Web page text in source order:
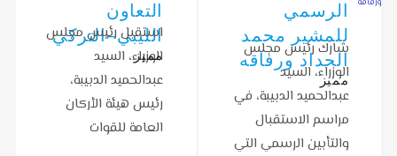
الرسمي
للمشير محمد
الحداد ورفاقه
مميز
شارك رئيس مجلس
الوزراء، السيد
عبدالحميد الدبيبة، في
مراسم الاستقبال
والتأبين الرسمي التي
التعاون
الليبي–التركي
مميز
استقبل رئيس مجلس
الوزراء، السيد
عبدالحميد الدبيبة،
رئيس هيئة الأركان
العامة للقوات